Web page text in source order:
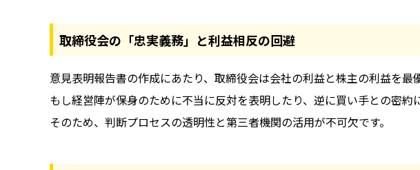
取締役会の「忠実義務」と利益相反の回避
意見表明報告書の作成にあたり、取締役会は会社の利益と株主の利益を最
もし経営陣が保身のために不当に反対を表明したり、逆に買い手との密
そのため、判断プロセスの透明性と第三者機関の活用が不可欠です。